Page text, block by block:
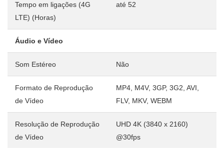
Tempo em ligações (4G
LTE) (Horas)
até 52
Áudio e Vídeo
Som Estéreo Não
Formato de Reprodução
de Vídeo
MP4, M4V, 3GP, 3G2, AVI,
FLV, MKV, WEBM
Resolução de Reprodução
de Vídeo
UHD 4K (3840 x 2160)
@30fps